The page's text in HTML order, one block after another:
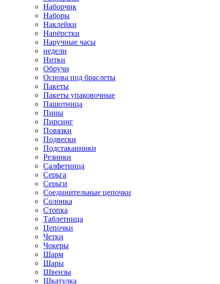
Наборчик
Наборы
Наклейки
Напёрстки
Наручные часы
недели
Нитки
Обручи
Основа под браслеты
Пакеты
Пакеты упаковочные
Пашотница
Пины
Пирсинг
Повязки
Подвески
Подстаканники
Резинки
Салфетница
Серьга
Серьги
Соединительные цепочки
Солонка
Стопка
Таблетница
Цепочки
Четки
Чокеры
Шарм
Шары
Швензы
Шкатулка